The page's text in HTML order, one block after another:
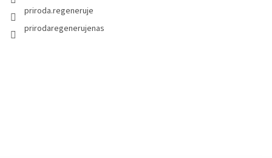
priroda.regeneruje
prirodaregenerujenas